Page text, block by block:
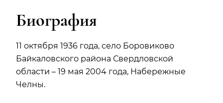
Биография
11 октября 1936 года, село Боровиково
Байкаловского района Свердловской
области – 19 мая 2004 года, Набережные
Челны.